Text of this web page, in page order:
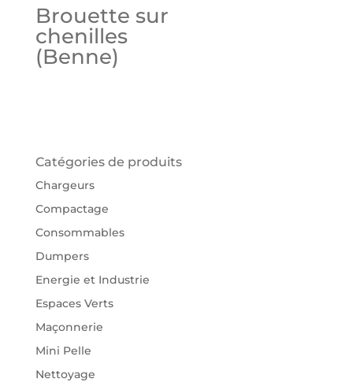
Brouette sur
chenilles
(Benne)
Catégories de produits
Chargeurs
Compactage
Consommables
Dumpers
Energie et Industrie
Espaces Verts
Maçonnerie
Mini Pelle
Nettoyage